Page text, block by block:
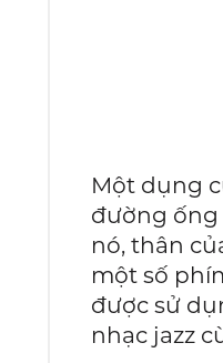
Một dụng
đường
nó, thân
một số
được sử
nhạc jazz